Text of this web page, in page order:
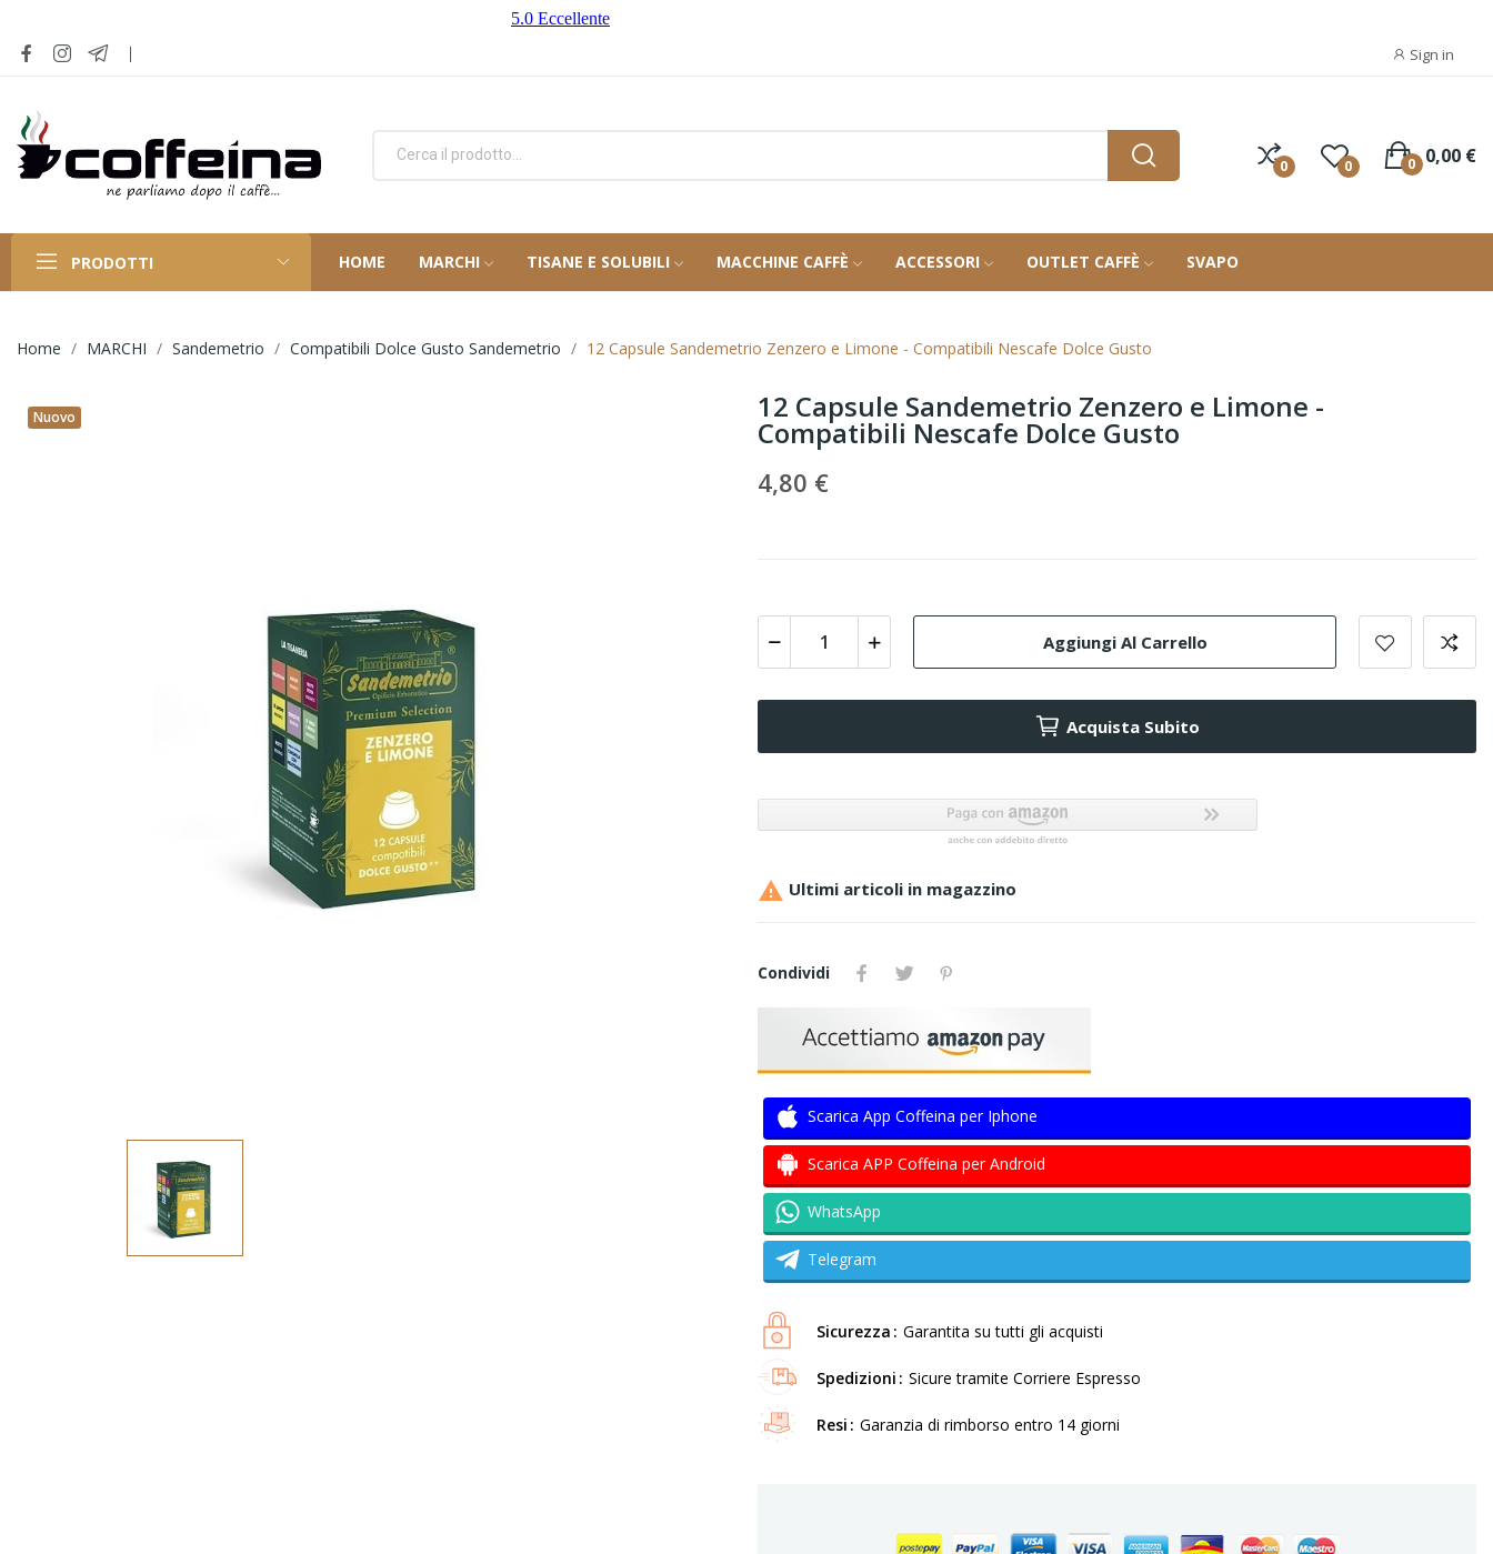
Sign in
0 0 0,00 €
0
PRODOTTI HOME MARCHI TISANE E SOLUBILI MACCHINE CAFFÈ ACCESSORI OUTLET CAFFÈ SVAPO
Home MARCHI Sandemetrio Compatibili Dolce Gusto Sandemetrio 12 Capsule Sandemetrio Zenzero e Limone - Compatibili Nescafe Dolce Gusto
Nuovo 12 Capsule Sandemetrio Zenzero e Limone -
Compatibili Nescafe Dolce Gusto
4,80 €
Aggiungi Al Carrello
Acquista Subito
 Ultimi articoli in magazzino
Condividi
Scarica App Coffeina per Iphone
Scarica APP Coffeina per Android
WhatsApp
Telegram
Sicurezza Garantita su tutti gli acquisti
Spedizioni Sicure tramite Corriere Espresso
Resi Garanzia di rimborso entro 14 giorni